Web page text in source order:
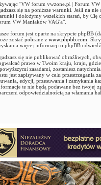
"VW forum vwzone.pl | Forum
się na poniższe warunki. Jeśli na
i dołożymy wszelkich starań, by
VW Maniaków VAG'a".
forum jest oparte na skrypcie phpBB
zostać pobrane z www.phpbb.com .
więcej informacji o phpBB odwiedź
się nie publikować obraźliwych,
prawo w Twoim kraju, kraju,
zasadami, zostaniesz
jest zapisywany w celu przestrzegania
edycji, przesuwania i zamykania
te nie będą podawane bez twojej
odpowiedzialnością za włamania